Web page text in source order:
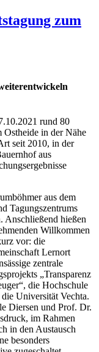
zum
rund 80
Ostheide in der Nähe
seit 2010, in der
aus
aus dem
Tagungszentrums
Anschließend hießen
Willkommen
vor: die
Lernort
zentrale
„Transparenz
die Hochschule
Universität Vechta.
Diersen und Prof. Dr.
im Rahmen
in den Austausch
besonders